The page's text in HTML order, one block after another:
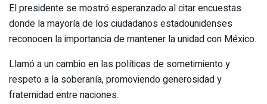
El presidente se mostró esperanzado al citar encuestas
donde la mayoría de los ciudadanos estadounidenses
reconocen la importancia de mantener la unidad con México.
Llamó a un cambio en las políticas de sometimiento y
respeto a la soberanía, promoviendo generosidad y
fraternidad entre naciones.